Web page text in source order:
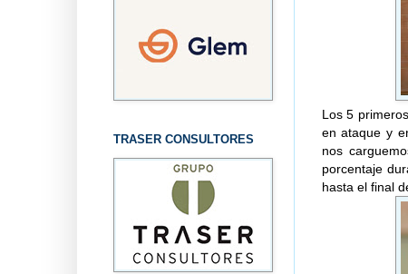
Los 5
en ataque y
nos
porcentaje
hasta el final
TRASER CONSULTORES